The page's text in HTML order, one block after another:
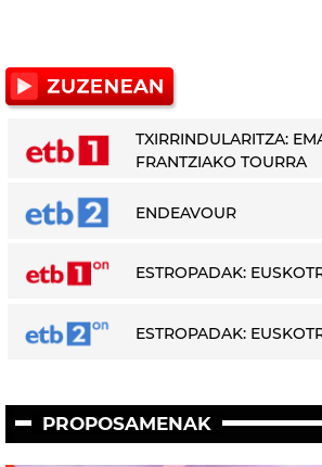
TXIRRINDULARITZA:
FRANTZIAKO TOURRA
ENDEAVOUR
ESTROPADAK:
ESTROPADAK:
PROPOSAMENAK